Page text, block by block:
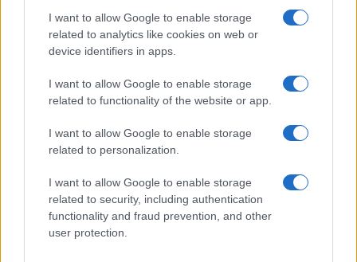
I want to allow Google to enable storage
related to analytics like cookies on web or
device identifiers in apps.
I want to allow Google to enable storage
related to functionality of the website or app.
I want to allow Google to enable storage
related to personalization.
I want to allow Google to enable storage
related to security, including authentication
functionality and fraud prevention, and other
user protection.
gruppo
Marco Tessari · 29 Lug 2026